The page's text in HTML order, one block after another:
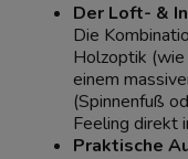
Der Loft- &
Die
Holzoptik (wie
einem
(Spinnenfuß
Feeling direkt
Praktische